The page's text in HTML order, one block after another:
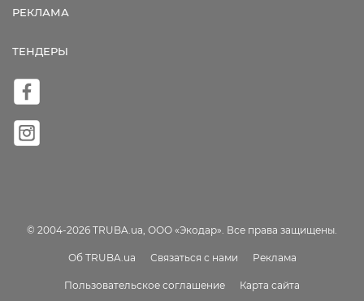
РЕКЛАМА
ТЕНДЕРЫ
© 2004-2026 TRUBA.ua, ООО «Экодар». Все права защищены.
Об TRUBA.ua Связаться с нами Реклама
Пользовательское соглашение Карта сайта